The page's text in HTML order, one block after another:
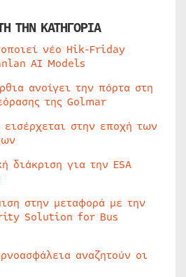
ΤΗΝ ΚΑΤΗΓΟΡΙΑ
νέο Hik-Friday
AI Models
ανοίγει την πόρτα στη
της Golmar
στην εποχή των
διάκριση για την ESA
στην μεταφορά με την
Solution for Bus
αναζητούν οι